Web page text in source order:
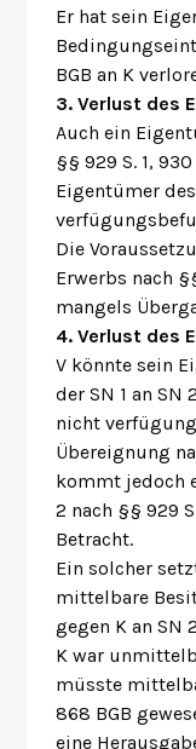
Er hat sein
BGB an K
3. Verlust des
Auch ein
§§ 929 S. 1,
Eigentümer
Die
Erwerbs nach
mangels
4. Verlust des
V könnte sein
der SN 1 an SN
nicht
Übereignung
kommt jedoch
2 nach §§ 929
Betracht.
Ein solcher
mittelbare
gegen K an SN
K war
müsste
868 BGB
eine